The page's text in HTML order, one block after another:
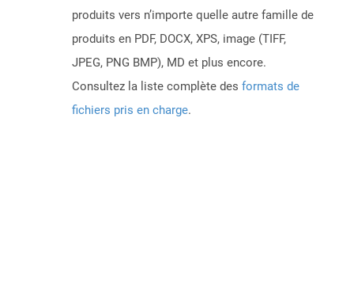
produits vers n’importe quelle autre famille de
produits en PDF, DOCX, XPS, image (TIFF,
JPEG, PNG BMP), MD et plus encore.
Consultez la liste complète des formats de
fichiers pris en charge.